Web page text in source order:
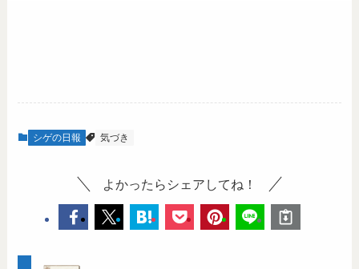
シゲの日報 気づき
よかったらシェアしてね！